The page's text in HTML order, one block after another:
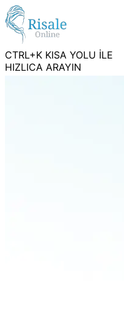
CTRL+K KISA YOLU İLE
HIZLICA ARAYIN